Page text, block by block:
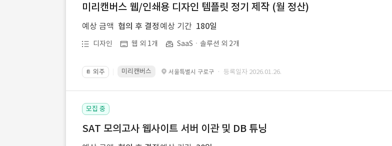
미리캔버스 웹/인쇄용 디자인 템플릿 정기 제작 (월 정산)
예상 금액 협의 후 결정 예상 기간 180일
디자인 웹 외 1개 SaaSㆍ솔루션 외 2개
📔 외주 미리캔버스 서울특별시 구로구 · 등록일자 2026.01.26.
모집 중
SAT 모의고사 웹사이트 서버 이관 및 DB 튜닝